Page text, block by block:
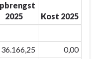
2025
Kost 2025
36.166,25
0,00